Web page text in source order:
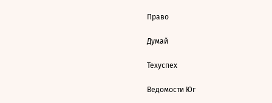
Право
Думай
Техуспех
Ведомости Юг